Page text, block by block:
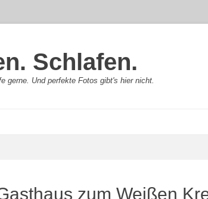
Schlafen.
gerne. Und perfekte Fotos gibt's hier nicht.
zum Weißen